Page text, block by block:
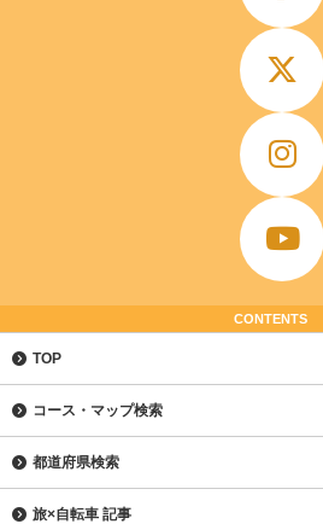
CONTENTS
TOP
コース・マップ検索
都道府県検索
旅×自転車 記事